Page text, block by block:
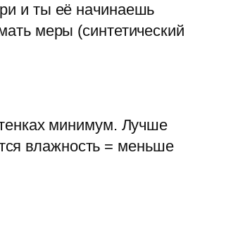
и ты её начинаешь
меры (синтетический
минимум. Лучше
влажность = меньше